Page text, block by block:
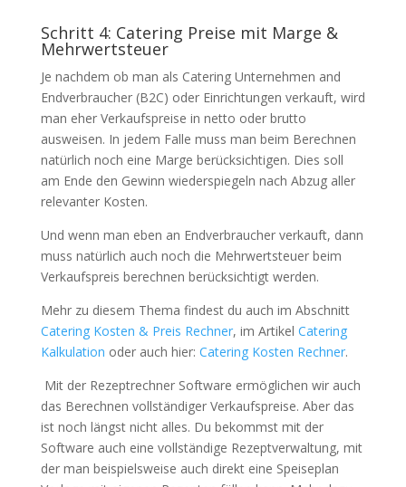
Schritt 4: Catering Preise mit Marge &
Mehrwertsteuer
Je nachdem ob man als Catering Unternehmen and
Endverbraucher (B2C) oder Einrichtungen verkauft, wird
man eher Verkaufspreise in netto oder brutto
ausweisen. In jedem Falle muss man beim Berechnen
natürlich noch eine Marge berücksichtigen. Dies soll
am Ende den Gewinn wiederspiegeln nach Abzug aller
relevanter Kosten.
Und wenn man eben an Endverbraucher verkauft, dann
muss natürlich auch noch die Mehrwertsteuer beim
Verkaufspreis berechnen berücksichtigt werden.
Mehr zu diesem Thema findest du auch im Abschnitt
Catering Kosten & Preis Rechner, im Artikel Catering
Kalkulation oder auch hier: Catering Kosten Rechner.
Mit der Rezeptrechner Software ermöglichen wir auch
das Berechnen vollständiger Verkaufspreise. Aber das
ist noch längst nicht alles. Du bekommst mit der
Software auch eine vollständige Rezeptverwaltung, mit
der man beispielsweise auch direkt eine Speiseplan